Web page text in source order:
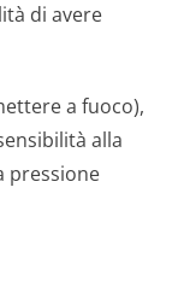
di avere
a fuoco),
alla
pressione